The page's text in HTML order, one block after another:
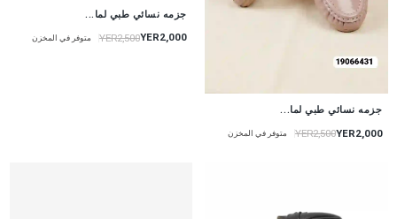
جزمه نسائي طبي لما...
YER2,000
YER2,500 متوفر في المخزن
جزمه نسائي طبي لما...
YER2,000
YER2,500 متوفر في المخزن